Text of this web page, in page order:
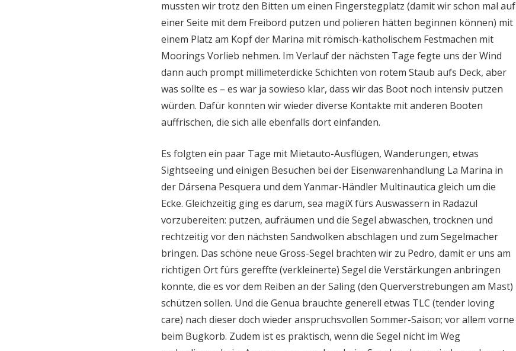
mussten wir trotz den Bitten um einen Fingerstegplatz (damit wir schon mal auf
einer Seite mit dem Freibord putzen und polieren hätten beginnen können) mit
einem Platz am Kopf der Marina mit römisch-katholischem Festmachen mit
Moorings Vorlieb nehmen. Im Verlauf der nächsten Tage fegte uns der Wind
dann auch prompt millimeterdicke Schichten von rotem Staub aufs Deck, aber
was sollte es – es war ja sowieso klar, dass wir das Boot noch intensiv putzen
würden. Dafür konnten wir wieder diverse Kontakte mit anderen Booten
auffrischen, die sich alle ebenfalls dort einfanden.
Es folgten ein paar Tage mit Mietauto-Ausflügen, Wanderungen, etwas
Sightseeing und einigen Besuchen bei der Eisenwarenhandlung La Marina in
der Dársena Pesquera und dem Yanmar-Händler Multinautica gleich um die
Ecke. Gleichzeitig ging es darum, sea magiX fürs Auswassern in Radazul
vorzubereiten: putzen, aufräumen und die Segel abwaschen, trocknen und
rechtzeitig vor den nächsten Sandwolken abschlagen und zum Segelmacher
bringen. Das schöne neue Gross-Segel brachten wir zu Pedro, damit er uns am
richtigen Ort fürs gereffte (verkleinerte) Segel die Verstärkungen anbringen
konnte, die es vor dem Reiben an der Saling (den Querverstrebungen am Mast)
schützen sollen. Und die Genua brauchte generell etwas TLC (tender loving
care) nach dieser doch wieder anspruchsvollen Sommer-Saison; vor allem vorne
beim Bugkorb. Zudem ist es praktisch, wenn die Segel nicht im Weg